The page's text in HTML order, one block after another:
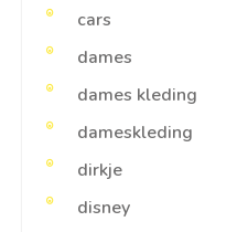
cars
dames
dames kleding
dameskleding
dirkje
disney